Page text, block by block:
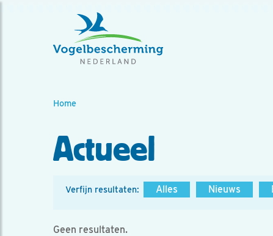
Home
Actueel
Verfijn resultaten: Alles Nieuws
Geen resultaten.